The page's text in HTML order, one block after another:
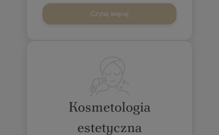
Czytaj więcej
Kosmetologia
estetyczna